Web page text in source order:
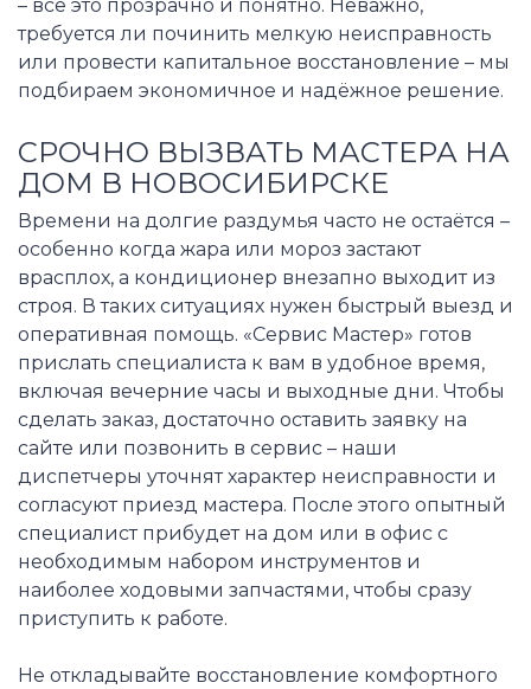
– всё это прозрачно и понятно. Неважно,
требуется ли починить мелкую неисправность
или провести капитальное восстановление – мы
подбираем экономичное и надёжное решение.
СРОЧНО ВЫЗВАТЬ МАСТЕРА НА
ДОМ В НОВОСИБИРСКЕ
Времени на долгие раздумья часто не остаётся –
особенно когда жара или мороз застают
врасплох, а кондиционер внезапно выходит из
строя. В таких ситуациях нужен быстрый выезд и
оперативная помощь. «Сервис Мастер» готов
прислать специалиста к вам в удобное время,
включая вечерние часы и выходные дни. Чтобы
сделать заказ, достаточно оставить заявку на
сайте или позвонить в сервис – наши
диспетчеры уточнят характер неисправности и
согласуют приезд мастера. После этого опытный
специалист прибудет на дом или в офис с
необходимым набором инструментов и
наиболее ходовыми запчастями, чтобы сразу
приступить к работе.
Не откладывайте восстановление комфортного